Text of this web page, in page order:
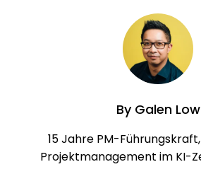
ByGalen Low
15 Jahre PM-
Projektmanagement im KI-